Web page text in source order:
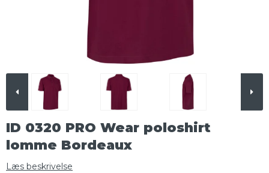
ID 0320 PRO Wear poloshirt
lomme Bordeaux
Læs beskrivelse